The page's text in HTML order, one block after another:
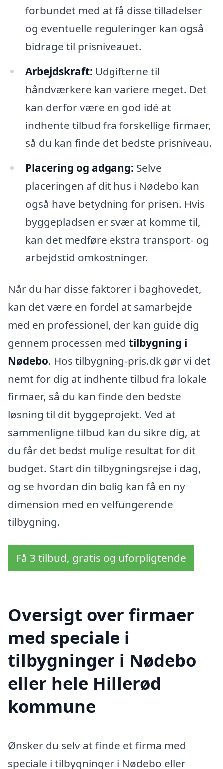
forbundet med at få disse tilladelser
og eventuelle reguleringer kan også
bidrage til prisniveauet.
Arbejdskraft: Udgifterne til
håndværkere kan variere meget. Det
kan derfor være en god idé at
indhente tilbud fra forskellige firmaer,
så du kan finde det bedste prisniveau.
Placering og adgang: Selve
placeringen af dit hus i Nødebo kan
også have betydning for prisen. Hvis
byggepladsen er svær at komme til,
kan det medføre ekstra transport- og
arbejdstid omkostninger.
Når du har disse faktorer i baghovedet,
kan det være en fordel at samarbejde
med en professionel, der kan guide dig
gennem processen med tilbygning i
Nødebo. Hos tilbygning-pris.dk gør vi det
nemt for dig at indhente tilbud fra lokale
firmaer, så du kan finde den bedste
løsning til dit byggeprojekt. Ved at
sammenligne tilbud kan du sikre dig, at
du får det bedst mulige resultat for dit
budget. Start din tilbygningsrejse i dag,
og se hvordan din bolig kan få en ny
dimension med en velfungerende
tilbygning.
Få 3 tilbud, gratis og uforpligtende
Oversigt over firmaer
med speciale i
tilbygninger i Nødebo
eller hele Hillerød
kommune
Ønsker du selv at finde et firma med
speciale i tilbygninger i Nødebo eller